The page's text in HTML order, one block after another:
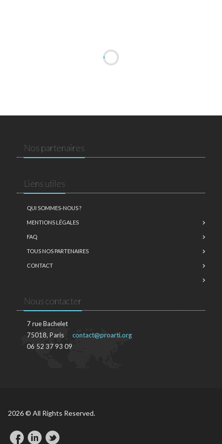
Nos partenaires
Liens utiles
QUI SOMMES-NOUS ?
MENTIONS LÉGALES
FAQ
TOUS NOS PARTENAIRES
CONTACT
Nous contacter
7 rue Bachelet
75018, Paris
06 52 37 93 09
contact@proarti.org
2026 © All Rights Reserved.